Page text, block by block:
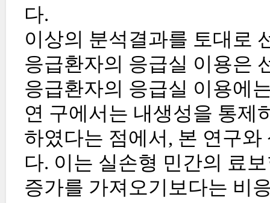
다.
이상의 분석결과를 토대로
응급환자의 응급실 이용은
응급환자의 응급실 이용에
연 구에서는 내생성을 통제
하였다는 점에서, 본 연구
다. 이는 실손형 민간의 료
증가를 가져오기보다는 비